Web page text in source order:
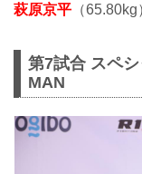
萩原京平 （
第7試合 スペ
MAN